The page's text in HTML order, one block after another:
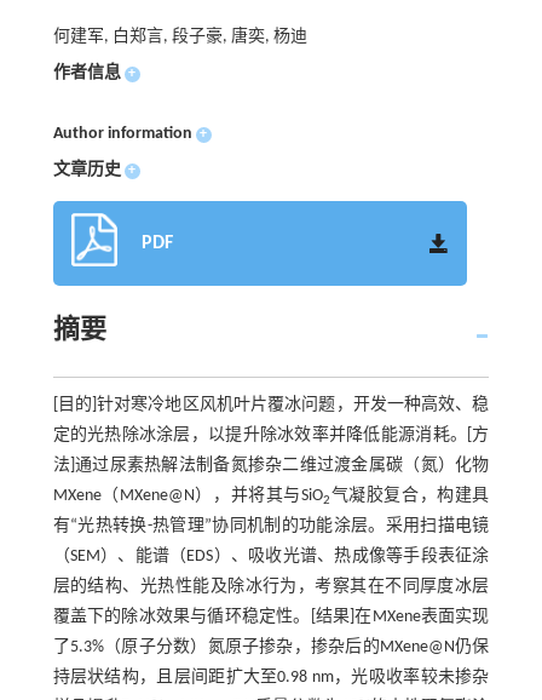
何建军, 白郑言, 段子豪, 唐奕, 杨迪
作者信息 +
Author information +
文章历史 +
PDF
摘要
[目的]针对寒冷地区风机叶片覆冰问题，开发一种高效、稳
定的光热除冰涂层，以提升除冰效率并降低能源消耗。[方
法]通过尿素热解法制备氮掺杂二维过渡金属碳（氮）化物
MXene（MXene@N），并将其与SiO2气凝胶复合，构建具
有“光热转换-热管理”协同机制的功能涂层。采用扫描电镜
（SEM）、能谱（EDS）、吸收光谱、热成像等手段表征涂
层的结构、光热性能及除冰行为，考察其在不同厚度冰层
覆盖下的除冰效果与循环稳定性。[结果]在MXene表面实现
了5.3%（原子分数）氮原子掺杂，掺杂后的MXene@N仍保
持层状结构，且层间距扩大至0.98 nm，光吸收率较未掺杂